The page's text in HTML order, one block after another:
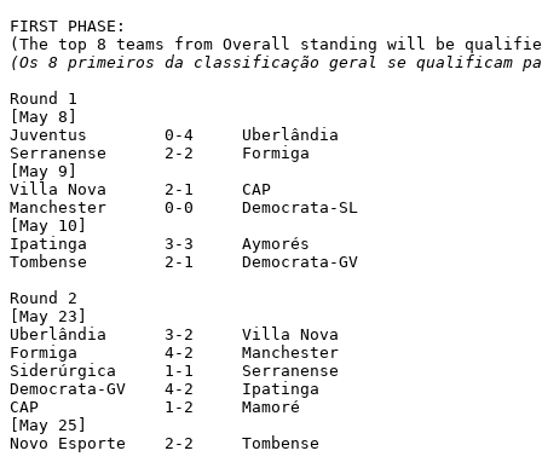
FIRST PHASE:
(Os 8 primeiros da classificação geral se qualificam
Round 1
[May 8]
Juventus	0-4	Uberlândia
Serranense	2-2	Formiga
[May 9]
Villa Nova	2-1	CAP
Manchester	0-0	Democrata-SL
[May 10]
Ipatinga	3-3	Aymorés
Tombense	2-1	Democrata-GV
Round 2
[May 23]
Uberlândia	3-2	Villa Nova
Formiga		4-2	Manchester
Siderúrgica	1-1	Serranense
Democrata-GV	4-2	Ipatinga
CAP		1-2	Mamoré
[May 25]
Novo Esporte	2-2	Tombense